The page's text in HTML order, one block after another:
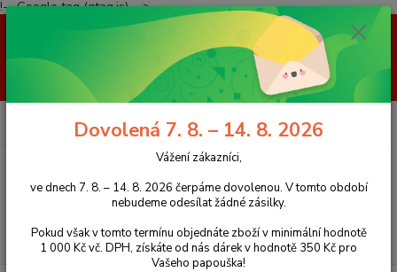
!-- Google tag (gtag.js) -->
Vážení zákazníci, ve dnech 7. 8. – 14. 8. 2026 čerpáme dovolenou. V
tomto období nebudeme odesílat žádné zásilky. Pokud však v tomto
termínu objednáte zboží v minimální hodnotě 1 000 Kč vč. DPH, získáte
od nás dárek v hodnotě 350 Kč pro Vašeho papouška! Děkujeme za
pochopení a přejeme krásné léto!
Menu
CZK
Hledat
(Po-Pá, 8-16 hod.)Dovolená 7. 8. – 14. 8. 2026
Vážení zákazníci,
ve dnech 7. 8. – 14. 8. 2026 čerpáme dovolenou. V tomto období
nebudeme odesílat žádné zásilky.
Pokud však v tomto termínu objednáte zboží v minimální hodnotě
1 000 Kč vč. DPH, získáte od nás dárek v hodnotě 350 Kč pro
Vašeho papouška!